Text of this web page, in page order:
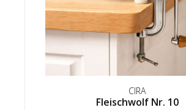
CIRA
Fleischwolf Nr. 10